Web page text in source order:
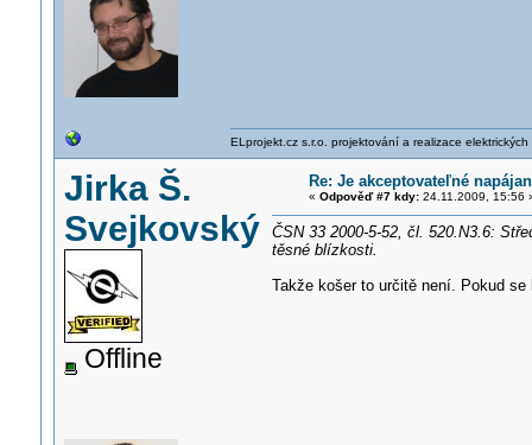
ELprojekt.cz s.r.o. projektování a realizace
Jirka Š.
Svejkovský
Offline
Re: Je akceptovateľné
« Odpověď #7 kdy:24.11.2009, 15:56
ČSN 33 2000-5-52, čl. 520.N3.6:
těsné blízkosti.
Takže košer to určitě není. Pokud